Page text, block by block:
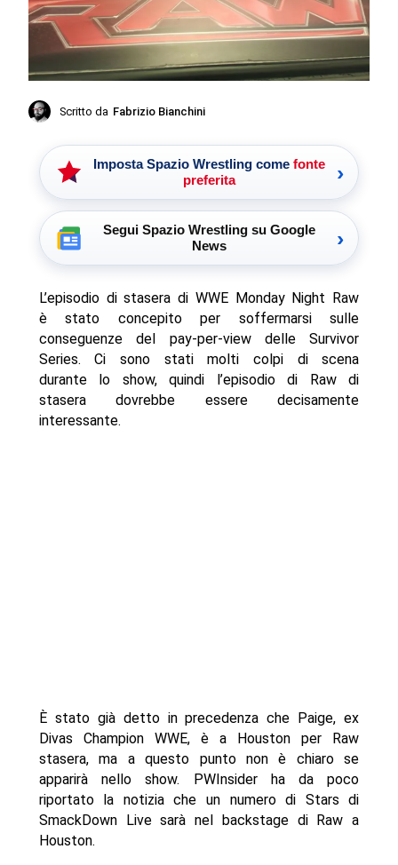
Scritto da Fabrizio Bianchini
Imposta Spazio Wrestling come fonte
preferita
›
Segui Spazio Wrestling su Google
News
›
L’episodio di stasera di WWE Monday Night Raw
è stato concepito per soffermarsi sulle
conseguenze del pay-per-view delle Survivor
Series. Ci sono stati molti colpi di scena
durante lo show, quindi l’episodio di Raw di
stasera dovrebbe essere decisamente
interessante.
È stato già detto in precedenza che Paige, ex
Divas Champion WWE, è a Houston per Raw
stasera, ma a questo punto non è chiaro se
apparirà nello show. PWInsider ha da poco
riportato la notizia che un numero di Stars di
SmackDown Live sarà nel backstage di Raw a
Houston.